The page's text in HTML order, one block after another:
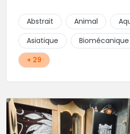
religieux ou du chicanos.
combler par sa finesse pour
mandala, l'ornemental ou la
bonheur des futurs tatoués. Il y
Fat, Tom, Sento, Lily, des
qu'à regarder les pièces
Abstrait Animal
Asiatique
Biomécanique
+ 29